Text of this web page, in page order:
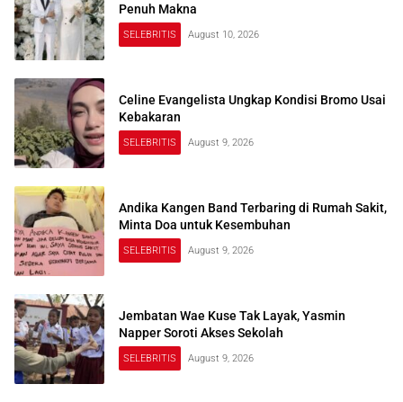
Penuh Makna
SELEBRITIS August 10, 2026
Celine Evangelista Ungkap Kondisi Bromo Usai
Kebakaran
SELEBRITIS August 9, 2026
Andika Kangen Band Terbaring di Rumah Sakit,
Minta Doa untuk Kesembuhan
SELEBRITIS August 9, 2026
Jembatan Wae Kuse Tak Layak, Yasmin
Napper Soroti Akses Sekolah
SELEBRITIS August 9, 2026